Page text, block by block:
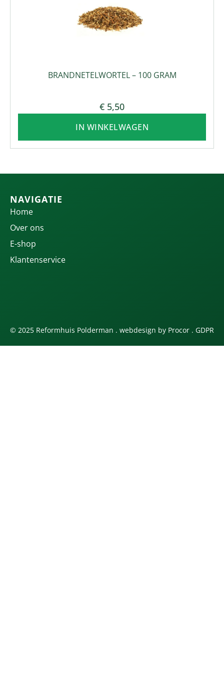
BRANDNETELWORTEL – 100 GRAM
€ 5,50
IN WINKELWAGEN
NAVIGATIE
Home
Over ons
E-shop
Klantenservice
© 2025 Reformhuis Polderman . webdesign by Procor . GDPR